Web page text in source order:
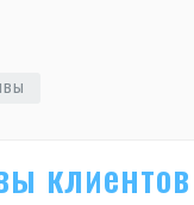
клиентов